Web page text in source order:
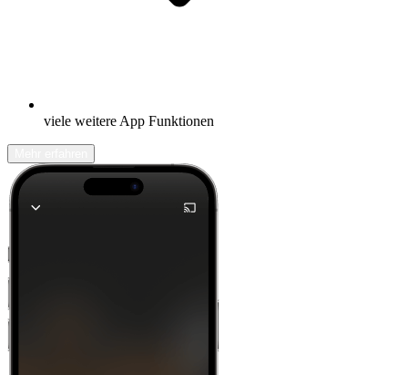
viele weitere App Funktionen